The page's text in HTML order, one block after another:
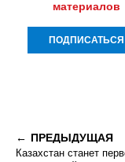
материалов
ПРЕДЫДУЩАЯ
Казахстан станет